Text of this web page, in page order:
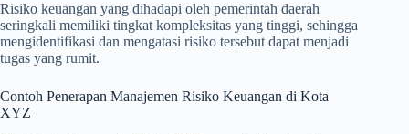
Risiko keuangan yang dihadapi oleh pemerintah daerah
seringkali memiliki tingkat kompleksitas yang tinggi, sehingga
mengidentifikasi dan mengatasi risiko tersebut dapat menjadi
tugas yang rumit.
Contoh Penerapan Manajemen Risiko Keuangan di Kota
XYZ